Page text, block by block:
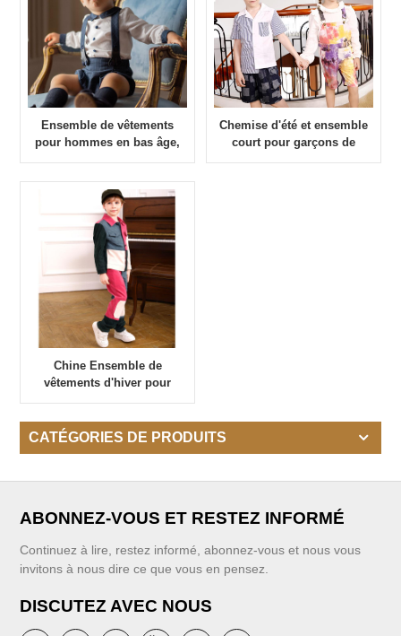
Ensemble de vêtements
pour hommes en bas âge,
Chemise d'été et ensemble
court pour garçons de
Chine Ensemble de
vêtements d'hiver pour
petits garçons Fabricants
CATÉGORIES DE PRODUITS
ABONNEZ-VOUS ET RESTEZ INFORMÉ
Continuez à lire, restez informé, abonnez-vous et nous vous
invitons à nous dire ce que vous en pensez.
DISCUTEZ AVEC NOUS